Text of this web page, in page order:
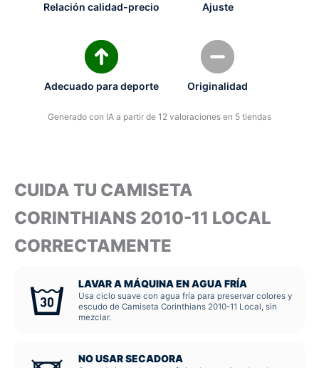
Relación calidad-precio Ajuste
Adecuado para deporte Originalidad
Generado con IA a partir de 12 valoraciones en 5 tiendas
CUIDA TU CAMISETA
CORINTHIANS 2010-11 LOCAL
CORRECTAMENTE
LAVAR A MÁQUINA EN AGUA FRÍA
Usa ciclo suave con agua fría para preservar colores y
escudo de Camiseta Corinthians 2010-11 Local, sin
mezclar.
NO USAR SECADORA